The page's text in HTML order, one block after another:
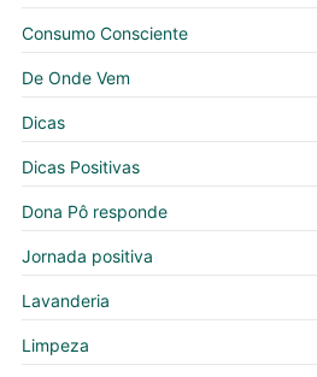
Consumo Consciente
De Onde Vem
Dicas
Dicas Positivas
Dona Pô responde
Jornada positiva
Lavanderia
Limpeza